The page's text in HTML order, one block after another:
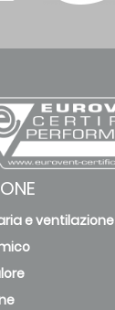
e ventilazione